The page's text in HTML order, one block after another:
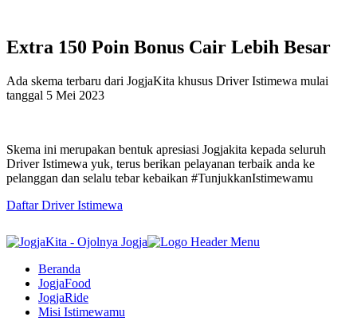
Extra 150 Poin Bonus Cair Lebih Besar
Ada skema terbaru dari JogjaKita khusus Driver Istimewa mulai
tanggal 5 Mei 2023
Skema ini merupakan bentuk apresiasi Jogjakita kepada seluruh
Driver Istimewa yuk, terus berikan pelayanan terbaik anda ke
pelanggan dan selalu tebar kebaikan #TunjukkanIstimewamu
Daftar Driver Istimewa
Beranda
JogjaFood
JogjaRide
Misi Istimewamu